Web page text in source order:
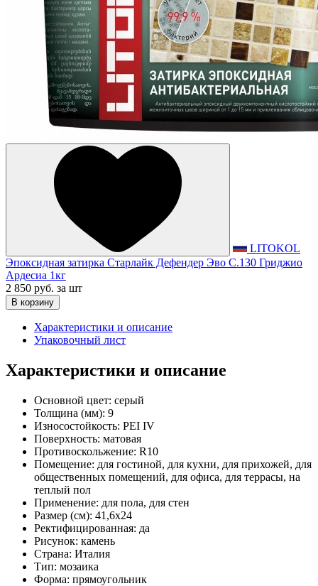
LITOKOL
Эпоксидная затирка Старлайк Дефендер Эво С.130 Гриджио
Ардесиа 1кг
2 850 руб. за шт
В корзину
Характеристики и описание
Упаковочный лист
Характеристики и описание
Основной цвет: серый
Толщина (мм): 9
Износостойкость: PEI IV
Поверхность: матовая
Противоскольжение: R10
Помещение: для гостиной, для кухни, для прихожей, для
общественных помещений, для офиса, для террасы, на
теплый пол
Применение: для пола, для стен
Размер (см): 41,6x24
Ректифицированная: да
Рисунок: камень
Страна: Италия
Тип: мозаика
Форма: прямоугольник